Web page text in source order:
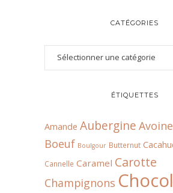
CATÉGORIES
ÉTIQUETTES
Amande Aubergine Avoine
Boeuf Boulgour Butternut
Cannelle Caramel Carotte
Champignons